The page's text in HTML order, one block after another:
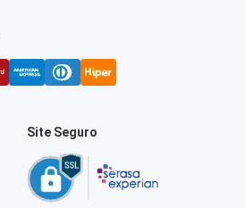
Site Seguro